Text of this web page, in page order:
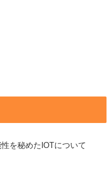
を秘めたIOTについて